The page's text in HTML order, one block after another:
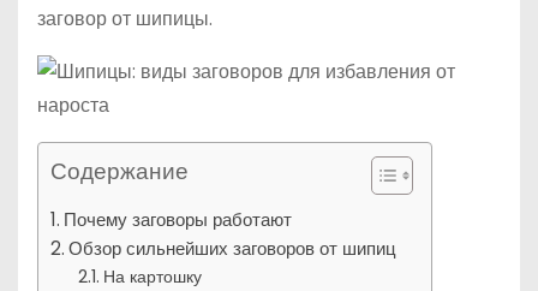
заговор от шипицы.
Содержание
Почему заговоры работают
Обзор сильнейших заговоров от шипиц
На картошку